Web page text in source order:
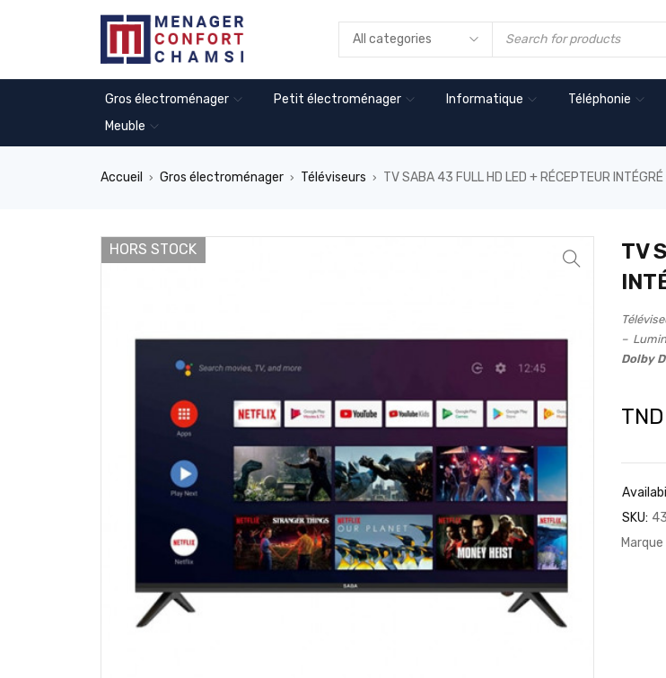
Gros électroménager Petit électroménager Informatique Téléphonie
Meuble
Accueil › Gros électroménager › Téléviseurs › TV SABA 43 FULL HD LED + RÉCEPTEUR INTÉGRÉ
HORS STOCK
TV
–
Dolby
TND
SKU:
Marque